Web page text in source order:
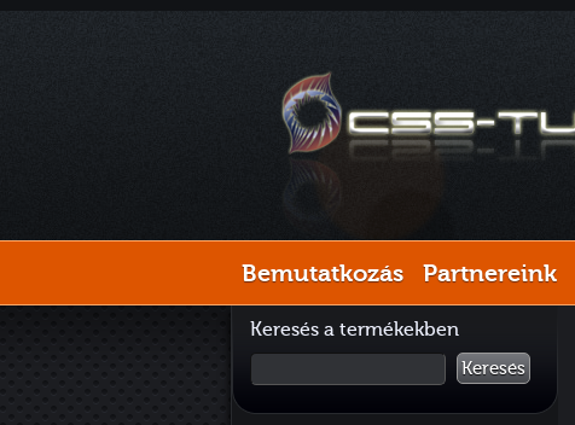
Bemutatkozás Partnereink
Keresés a termékekben
Keresés